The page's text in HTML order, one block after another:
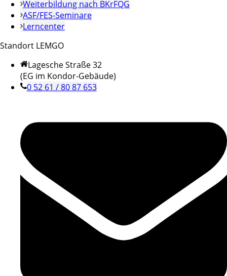
Weiterbildung nach BKrFQG
ASF/FES-Seminare
Lerncenter
Standort LEMGO
Lagesche Straße 32
(EG im Kondor-Gebäude)
0 52 61 / 80 87 653